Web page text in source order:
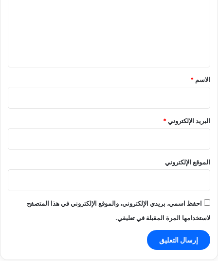
*
الاسم *
البريد الإلكتروني*
الموقع الإلكتروني
احفظ اسمي، بريدي الإلكتروني، والموقع الإلكتروني في هذا المتصفح
لاستخدامها المرة المقبلة في تعليقي.